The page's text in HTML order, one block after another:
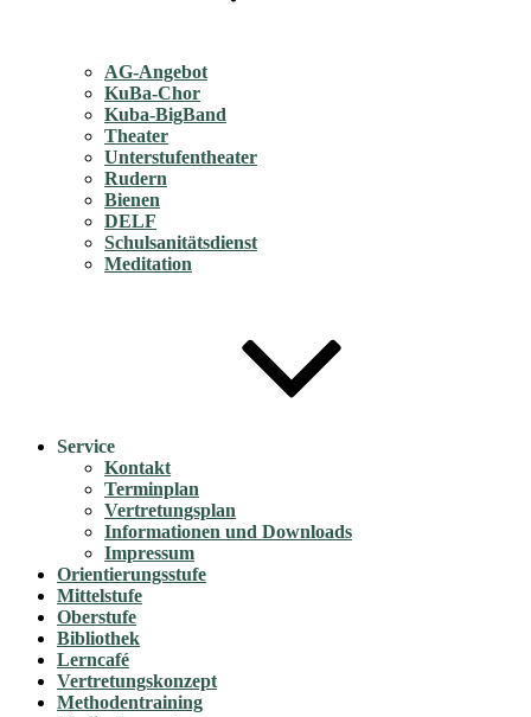
AG-Angebot
KuBa-Chor
Kuba-BigBand
Theater
Unterstufentheater
Rudern
Bienen
DELF
Schulsanitätsdienst
Meditation
Service
Kontakt
Terminplan
Vertretungsplan
Informationen und Downloads
Impressum
Orientierungsstufe
Mittelstufe
Oberstufe
Bibliothek
Lerncafé
Vertretungskonzept
Methodentraining